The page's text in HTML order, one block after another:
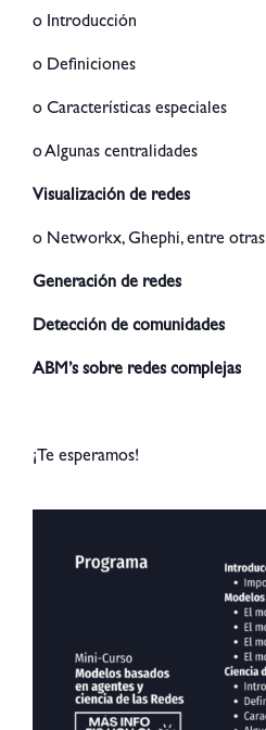
o Introducción
o Definiciones
o Características especiales
o Algunas centralidades
Visualización de redes
o Networkx, Ghephi, entre otras
Generación de redes
Detección de comunidades
ABM’s sobre redes complejas
¡Te esperamos!